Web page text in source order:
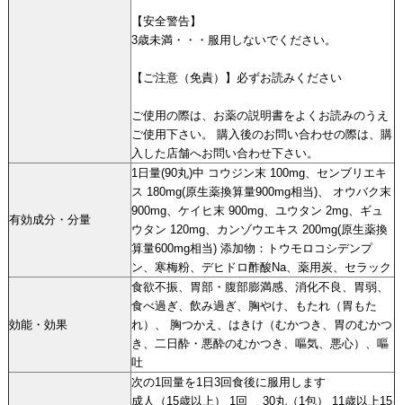
【安全警告】
3歳未満・・・服用しないでください。
【ご注意（免責）】必ずお読みください
ご使用の際は、お薬の説明書をよくお読みのうえ
ご使用下さい。 購入後のお問い合わせの際は、購
入した店舗へお問い合わせ下さい。
有効成分・分量
1日量(90丸)中 コウジン末 100mg、センブリエキ
ス 180mg(原生薬換算量900mg相当)、 オウバク末
900mg、ケイヒ末 900mg、ユウタン 2mg、ギュ
ウタン 120mg、カンゾウエキス 200mg(原生薬換
算量600mg相当) 添加物：トウモロコシデンプ
ン、寒梅粉、デヒドロ酢酸Na、薬用炭、セラック
効能・効果
食欲不振、胃部・腹部膨満感、消化不良、胃弱、
食べ過ぎ、飲み過ぎ、胸やけ、もたれ（胃もた
れ）、 胸つかえ、はきけ（むかつき、胃のむかつ
き、二日酔・悪酔のむかつき、嘔気、悪心）、嘔
吐
次の1回量を1日3回食後に服用します
成人（15歳以上） 1回 30丸（1包） 11歳以上15